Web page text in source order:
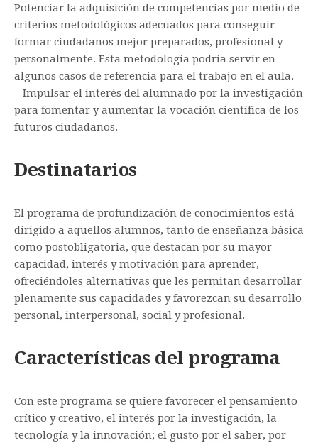
Potenciar la adquisición de competencias por medio de
criterios metodológicos adecuados para conseguir
formar ciudadanos mejor preparados, profesional y
personalmente. Esta metodología podría servir en
algunos casos de referencia para el trabajo en el aula.
– Impulsar el interés del alumnado por la investigación
para fomentar y aumentar la vocación científica de los
futuros ciudadanos.
Destinatarios
El programa de profundización de conocimientos está
dirigido a aquellos alumnos, tanto de enseñanza básica
como postobligatoria, que destacan por su mayor
capacidad, interés y motivación para aprender,
ofreciéndoles alternativas que les permitan desarrollar
plenamente sus capacidades y favorezcan su desarrollo
personal, interpersonal, social y profesional.
Características del programa
Con este programa se quiere favorecer el pensamiento
crítico y creativo, el interés por la investigación, la
tecnología y la innovación; el gusto por el saber, por